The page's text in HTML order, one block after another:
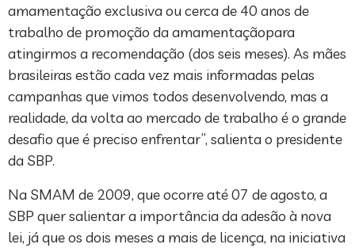
amamentação exclusiva ou cerca de 40 anos de
trabalho de promoção da amamentaçãopara
atingirmos a recomendação (dos seis meses). As mães
brasileiras estão cada vez mais informadas pelas
campanhas que vimos todos desenvolvendo, mas a
realidade, da volta ao mercado de trabalho é o grande
desafio que é preciso enfrentar”, salienta o presidente
da SBP.
Na SMAM de 2009, que ocorre até 07 de agosto, a
SBP quer salientar a importância da adesão à nova
lei, já que os dois meses a mais de licença, na iniciativa